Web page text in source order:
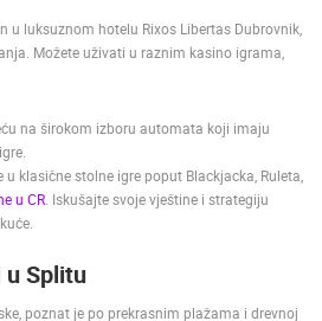
u luksuznom hotelu Rixos Libertas Dubrovnik,
Možete uživati u raznim kasino igrama,
na širokom izboru automata koji imaju
u klasične stolne igre poput Blackjacka, Ruleta,
u CR . Iskušajte svoje vještine i strategiju
Splitu
poznat je po prekrasnim plažama i drevnoj